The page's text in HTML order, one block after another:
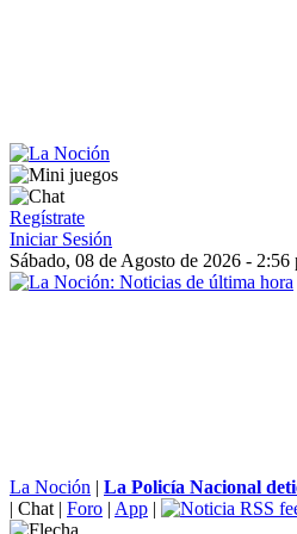
Regístrate
Iniciar Sesión
Sábado, 08 de Agosto de 2026 - 2:56
La Noción | La Policía Nacional
| Chat | Foro | App |